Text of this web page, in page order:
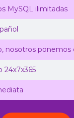
MySQL ilimitadas
nosotros ponemos
24x7x365